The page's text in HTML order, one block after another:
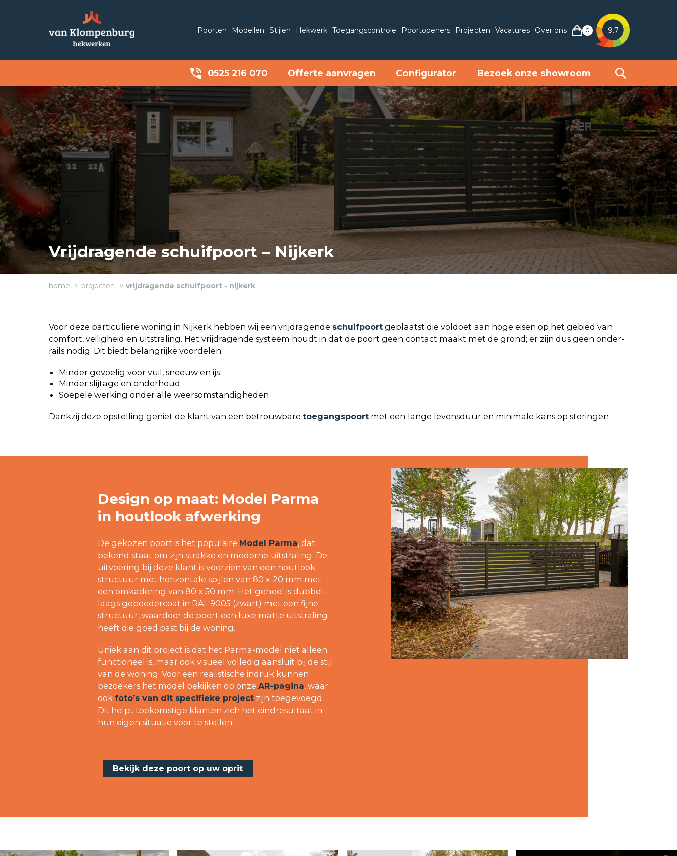
Poorten Modellen Stijlen Hekwerk Toegangscontrole Poortopeners Projecten Vacatures Over ons 0 9.7
0525 216 070 Offerte aanvragen Configurator Bezoek onze showroom
Vrijdragende schuifpoort – Nijkerk
home projecten vrijdragende schuifpoort - nijkerk
Voor deze particuliere woning in Nijkerk hebben wij een vrijdragende schuifpoort geplaatst die voldoet aan hoge eisen op het gebied van
comfort, veiligheid en uitstraling. Het vrijdragende systeem houdt in dat de poort geen contact maakt met de grond; er zijn dus geen onder-
rails nodig. Dit biedt belangrijke voordelen:
Minder gevoelig voor vuil, sneeuw en ijs
Minder slijtage en onderhoud
Soepele werking onder alle weersomstandigheden
Dankzij deze opstelling geniet de klant van een betrouwbare toegangspoort met een lange levensduur en minimale kans op storingen.
Design op maat: Model Parma
in houtlook afwerking
De gekozen poort is het populaire Model Parma, dat
bekend staat om zijn strakke en moderne uitstraling. De
uitvoering bij deze klant is voorzien van een houtlook
structuur met horizontale spijlen van 80 x 20 mm met
een omkadering van 80 x 50 mm. Het geheel is dubbel-
laags gepoedercoat in RAL 9005 (zwart) met een fijne
structuur, waardoor de poort een luxe matte uitstraling
heeft die goed past bij de woning.
Uniek aan dit project is dat het Parma-model niet alleen
functioneel is, maar ook visueel volledig aansluit bij de stijl
van de woning. Voor een realistische indruk kunnen
bezoekers het model bekijken op onzeAR-pagina, waar
ookfoto’s van dit specifieke project zijn toegevoegd.
Dit helpt toekomstige klanten zich het eindresultaat in
hun eigen situatie voor te stellen.
Bekijk deze poort op uw oprit